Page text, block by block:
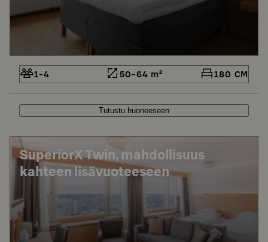
1-4 50-64 m² 180 CM
Tutustu huoneeseen
SuperiorX Twin, mahdollisuus
kahteen lisävuoteeseen